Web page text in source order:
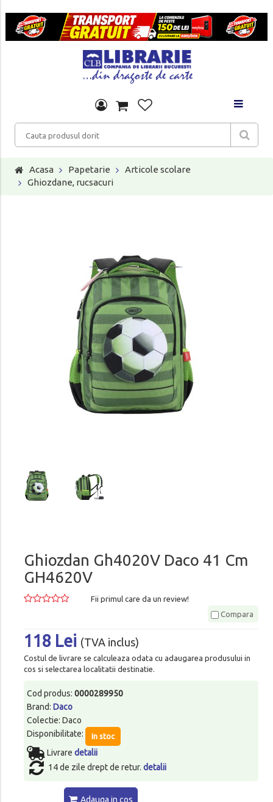
Acasa Papetarie
Articole scolare
Ghiozdane, rucsacuri
Ghiozdan Gh4020V Daco 41 Cm
GH4620V
Fii primul care da un review!
Compara
118 Lei (TVA inclus)
Costul de livrare se calculeaza odata cu adaugarea produsului in
cos si selectarea localitatii destinatie.
Cod produs: 0000289950
Brand: Daco
Colectie: Daco
Disponibilitate:
In stoc
Livrare detalii
14 de zile drept de retur. detalii
Adauga in cos